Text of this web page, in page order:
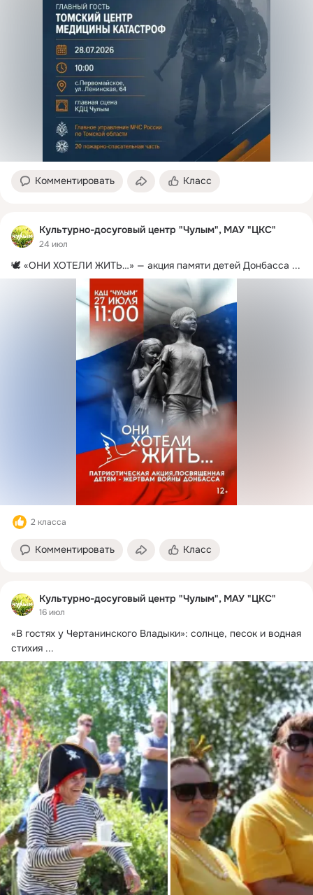
Комментировать Класс
Культурно-досуговый центр "Чулым", МАУ "ЦКС"
24 июл
🕊 «ОНИ ХОТЕЛИ ЖИТЬ…» — акция памяти детей Донбасса ...
2 класса
Комментировать Класс
Культурно-досуговый центр "Чулым", МАУ "ЦКС"
16 июл
«В гостях у Чертанинского Владыки»: солнце, песок и водная
стихия ...